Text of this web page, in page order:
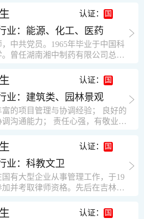
种新事物的能力。我的格言：也
是最好的，但我会做得更好。知识
，头脑灵活，思维开阔敏捷，极富
。
、专业监理工程师等职。 管理过许
构的工业及民用建筑。1984年至
就职于新疆乌鲁木齐铁路局劳动服
建筑三工区任技术员。参于管理的
：职工居乐部游艺楼，4000平方，
。职工电教楼，8000平方，框架
至1981988年爱聘于郑州市荥阳
筑公司，任郑州市天然气公司基地
目施工员。该项目有15层办公楼及
栋8000平方。框架结构。住宅楼4
平方，6层砖混结构。1989年至19
人，该项目为水泥生产线，该项目
连体熟料仓12，每个直径9米高41
结构，皮带运输走廊一个，框架
米，高5.2米的框架结构。1991
新乡市新营建筑公司历任：七里三
火力发电厂项目经理，该项目有
丰富的经营理念和管理手段，能独
种工程技术问题；具有较强的沟
力和组织管理能力； ? 近十多年
产方面工作经验，现任职江苏雨润
团南昌公司副总经理兼工程总工
够合理高效的做好企业内部管理和
调整；具有大型工程及房地产公
经验，以及公关的能力和商务谈判
? 自认为是个有良好职业道德、有
、有敬业精神，能承受巨大工作压
业经理人！……
认证：
业：能源、化工、医药
，中共党员。1965年毕业于中国科
。曾任湖南湘中制药有限公司总工
。高级工程师，执业药师，中国
级会员。享受国务院津贴专家。
缓释片及其制备工艺国家发明专
认证：
业：建筑类、园林景观
富的项目管理与协调经验； 良好的
调沟通能力； 责任心强，有敬业创
视监控系统、防盗报警系统、门禁
系统、停车场管理系统、巡更系
抄表系统等相关系统主流产品，
的售前技术支持能力，并具有较丰
调试经验； 能独立完成系统集成
充经验，并具备教育训练能力；
认证：
业：科教文卫
国有大型企业从事管理工作，于19
加并考取律师资格。先后在吉林油
律师事务所和辽宁鑫诺律师事务
认证：